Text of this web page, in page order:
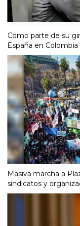
Como parte de su
España en Colombia
Masiva marcha a
sindicatos y